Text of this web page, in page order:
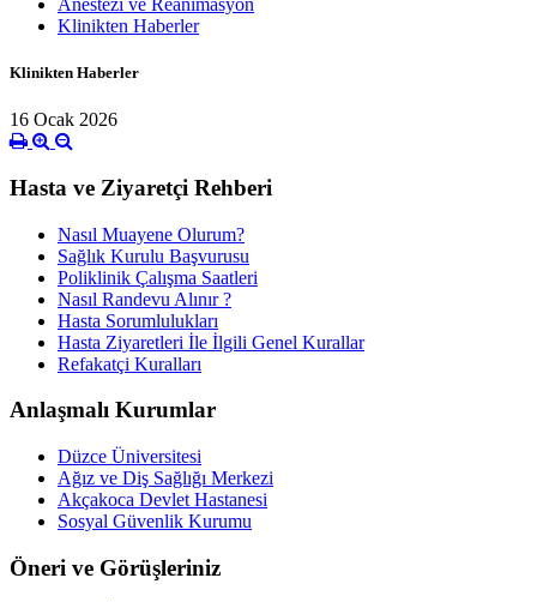
Klinikten Haberler
Klinikten Haberler
16 Ocak 2026
Hasta ve Ziyaretçi Rehberi
Nasıl Muayene Olurum?
Sağlık Kurulu Başvurusu
Poliklinik Çalışma Saatleri
Nasıl Randevu Alınır ?
Hasta Sorumlulukları
Hasta Ziyaretleri İle İlgili Genel Kurallar
Refakatçi Kuralları
Anlaşmalı Kurumlar
Düzce Üniversitesi
Ağız ve Diş Sağlığı Merkezi
Akçakoca Devlet Hastanesi
Sosyal Güvenlik Kurumu
Öneri ve Görüşleriniz